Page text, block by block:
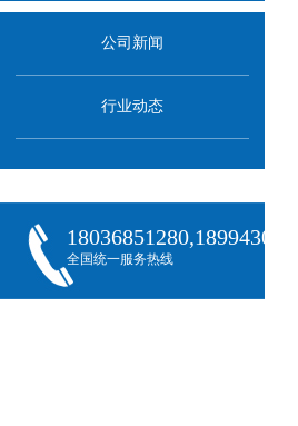
公司新闻
行业动态
全国统一服务热线